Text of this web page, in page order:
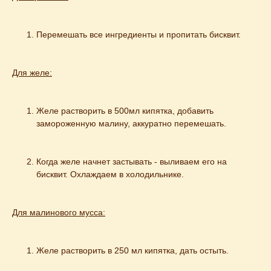
Перемешать все ингредиенты и пропитать бисквит.
Для желе:
Желе растворить в 500мл кипятка, добавить
замороженную малину, аккуратно перемешать.
Когда желе начнет застывать - выливаем его на
бисквит. Охлаждаем в холодильнике.
Для малинового мусса:
Желе растворить в 250 мл кипятка, дать остыть.